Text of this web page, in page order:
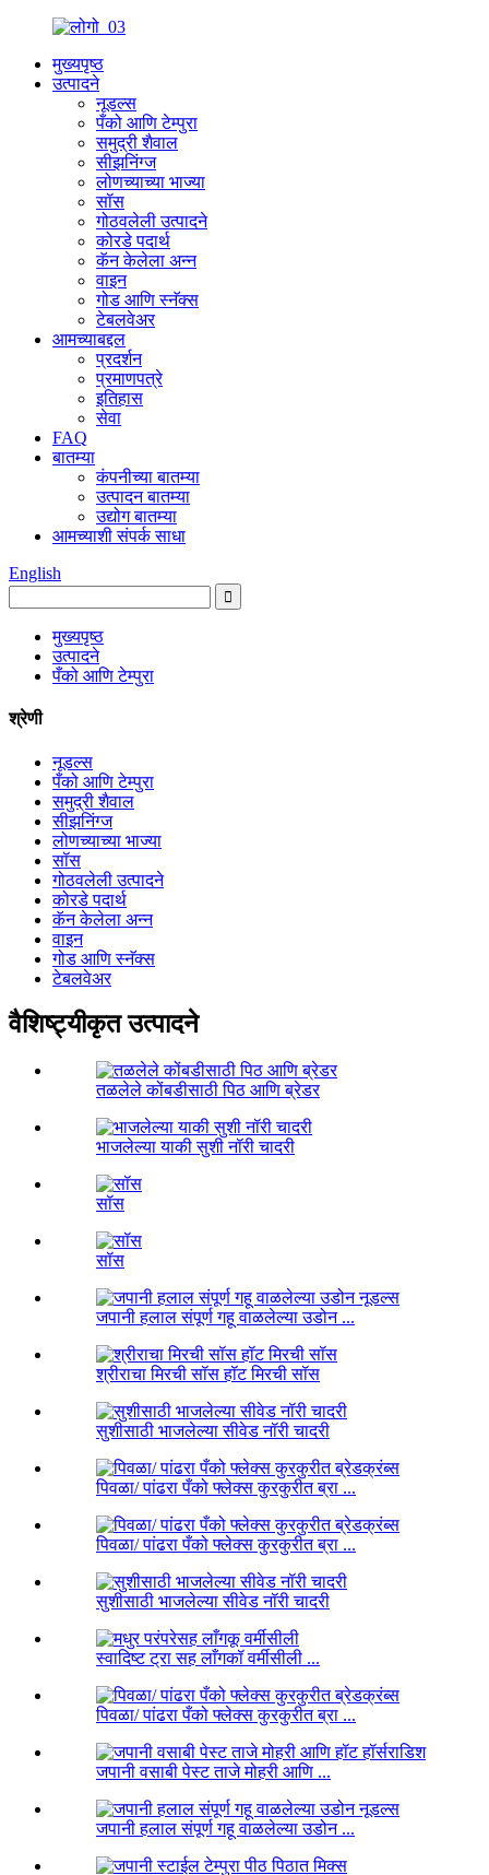
मुख्यपृष्ठ
उत्पादने
नूडल्स
पँको आणि टेम्पुरा
समुद्री शैवाल
सीझनिंग्ज
लोणच्याच्या भाज्या
सॉस
गोठवलेली उत्पादने
कोरडे पदार्थ
कॅन केलेला अन्न
वाइन
गोड आणि स्नॅक्स
टेबलवेअर
आमच्याबद्दल
प्रदर्शन
प्रमाणपत्रे
इतिहास
सेवा
FAQ
बातम्या
कंपनीच्या बातम्या
उत्पादन बातम्या
उद्योग बातम्या
आमच्याशी संपर्क साधा
English
मुख्यपृष्ठ
उत्पादने
पँको आणि टेम्पुरा
श्रेणी
नूडल्स
पँको आणि टेम्पुरा
समुद्री शैवाल
सीझनिंग्ज
लोणच्याच्या भाज्या
सॉस
गोठवलेली उत्पादने
कोरडे पदार्थ
कॅन केलेला अन्न
वाइन
गोड आणि स्नॅक्स
टेबलवेअर
वैशिष्ट्यीकृत उत्पादने
तळलेले कोंबडीसाठी पिठ आणि ब्रेडर
भाजलेल्या याकी सुशी नॉरी चादरी
सॉस
सॉस
जपानी हलाल संपूर्ण गहू वाळलेल्या उडोन ...
श्रीराचा मिरची सॉस हॉट मिरची सॉस
सुशीसाठी भाजलेल्या सीवेड नॉरी चादरी
पिवळा/ पांढरा पँको फ्लेक्स कुरकुरीत ब्रा ...
पिवळा/ पांढरा पँको फ्लेक्स कुरकुरीत ब्रा ...
सुशीसाठी भाजलेल्या सीवेड नॉरी चादरी
स्वादिष्ट ट्रा सह लाँगकॉ वर्मीसीली ...
पिवळा/ पांढरा पँको फ्लेक्स कुरकुरीत ब्रा ...
जपानी वसाबी पेस्ट ताजे मोहरी आणि ...
जपानी हलाल संपूर्ण गहू वाळलेल्या उडोन ...